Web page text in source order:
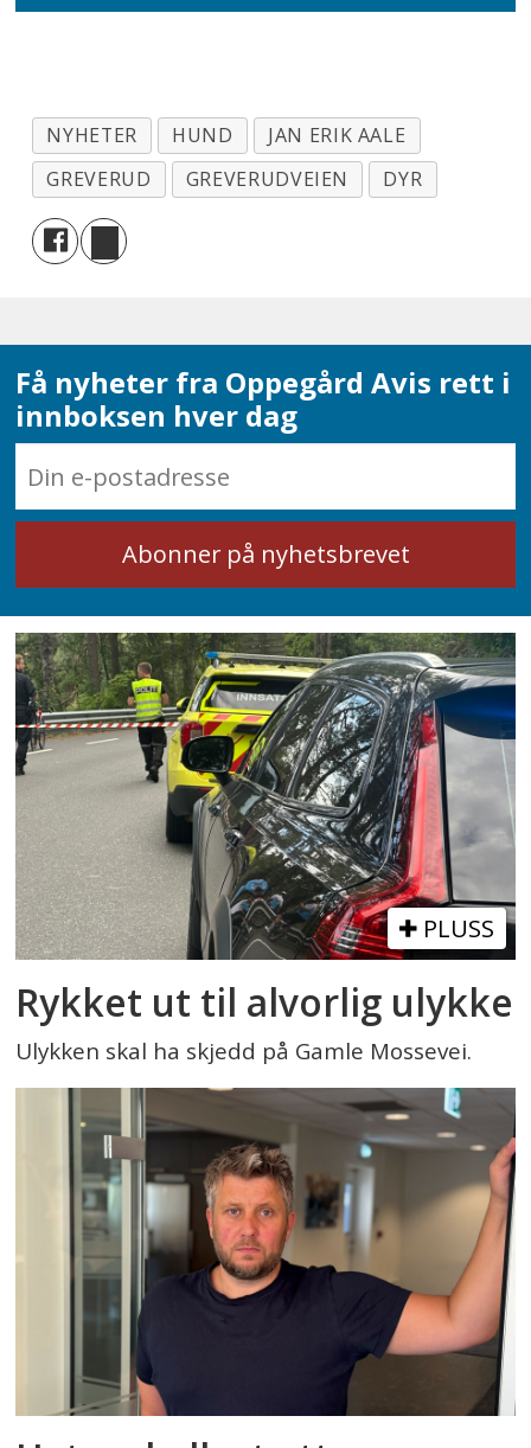
NYHETER HUND
JAN ERIK AALE
GREVERUD
GREVERUDVEIEN DYR
Få nyheter fra Oppegård Avis rett i
innboksen hver dag
PLUSS
Rykket ut til alvorlig ulykke
Ulykken skal ha skjedd på Gamle Mossevei.